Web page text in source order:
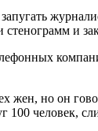
и
но он
100 человек,